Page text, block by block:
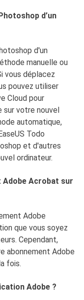
d’un
d'un
manuelle ou
vous déplacez
pouvez utiliser
Cloud pour
votre nouvel
automatique,
Todo
et d'autres
ordinateur.
Adobe Acrobat sur
Adobe
que vous soyez
Cependant,
abonnement Adobe
fois.
Adobe ?